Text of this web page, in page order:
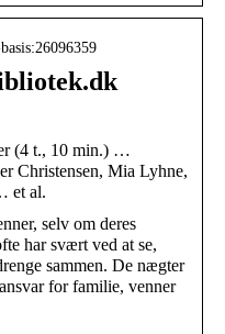
(4 t., 10 min.) …
Christensen, Mia Lyhne,
et al.
selv om deres
har svært ved at se,
sammen. De nægter
for familie, venner